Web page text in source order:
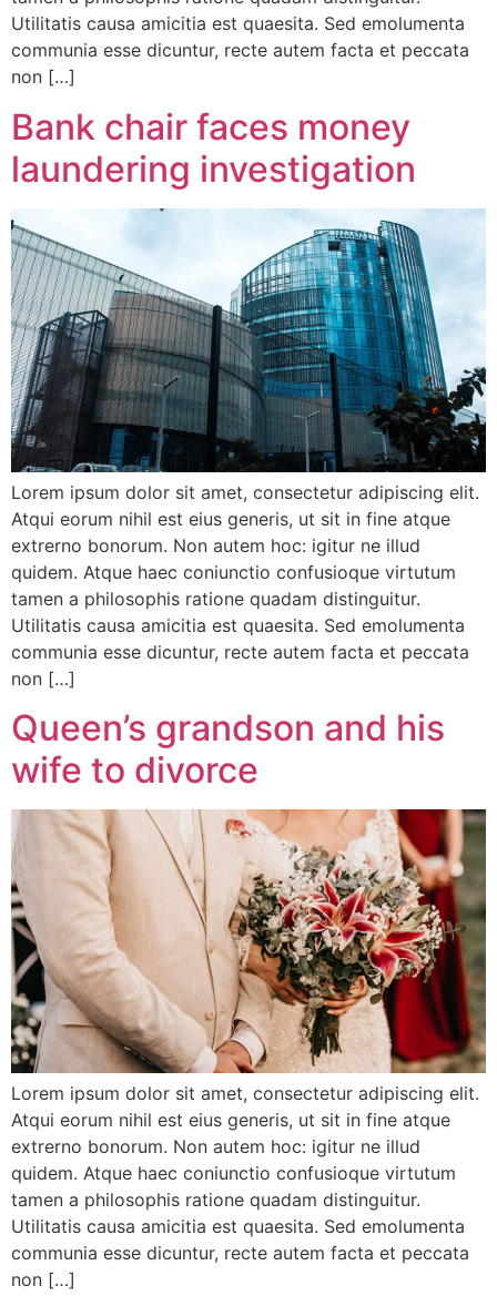
Utilitatis causa amicitia est quaesita. Sed emolumenta
communia esse dicuntur, recte autem facta et peccata
non […]
Bank chair faces money
laundering investigation
Lorem ipsum dolor sit amet, consectetur adipiscing elit.
Atqui eorum nihil est eius generis, ut sit in fine atque
extrerno bonorum. Non autem hoc: igitur ne illud
quidem. Atque haec coniunctio confusioque virtutum
tamen a philosophis ratione quadam distinguitur.
Utilitatis causa amicitia est quaesita. Sed emolumenta
communia esse dicuntur, recte autem facta et peccata
non […]
Queen’s grandson and his
wife to divorce
Lorem ipsum dolor sit amet, consectetur adipiscing elit.
Atqui eorum nihil est eius generis, ut sit in fine atque
extrerno bonorum. Non autem hoc: igitur ne illud
quidem. Atque haec coniunctio confusioque virtutum
tamen a philosophis ratione quadam distinguitur.
Utilitatis causa amicitia est quaesita. Sed emolumenta
communia esse dicuntur, recte autem facta et peccata
non […]